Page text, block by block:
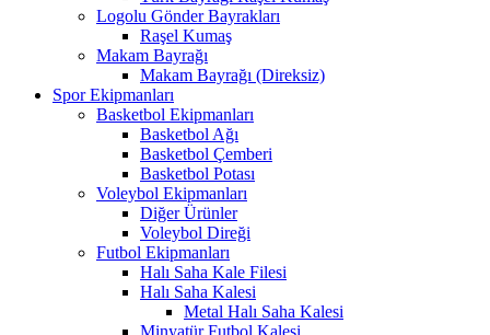
Logolu Gönder Bayrakları
Raşel Kumaş
Makam Bayrağı
Makam Bayrağı (Direksiz)
Spor Ekipmanları
Basketbol Ekipmanları
Basketbol Ağı
Basketbol Çemberi
Basketbol Potası
Voleybol Ekipmanları
Diğer Ürünler
Voleybol Direği
Futbol Ekipmanları
Halı Saha Kale Filesi
Halı Saha Kalesi
Metal Halı Saha Kalesi